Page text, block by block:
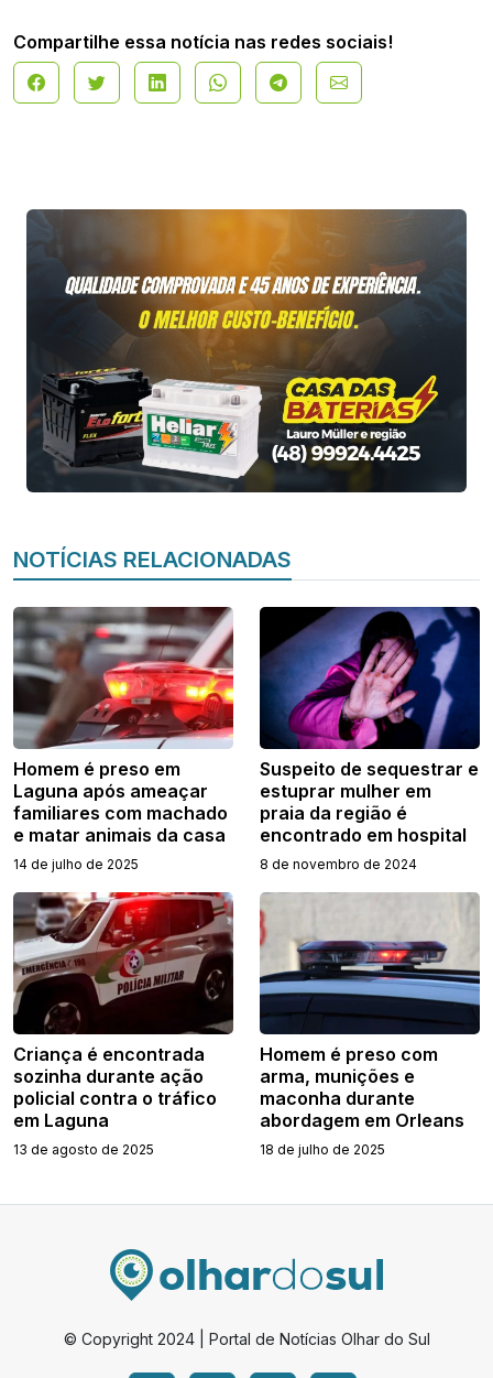
Compartilhe essa notícia nas redes sociais!
NOTÍCIAS RELACIONADAS
Homem é preso em
Laguna após ameaçar
familiares com machado
e matar animais da casa
14 de julho de 2025
Suspeito de sequestrar e
estuprar mulher em
praia da região é
encontrado em hospital
8 de novembro de 2024
Criança é encontrada
sozinha durante ação
policial contra o tráfico
em Laguna
13 de agosto de 2025
Homem é preso com
arma, munições e
maconha durante
abordagem em Orleans
18 de julho de 2025
© Copyright 2024 | Portal de Notícias Olhar do Sul